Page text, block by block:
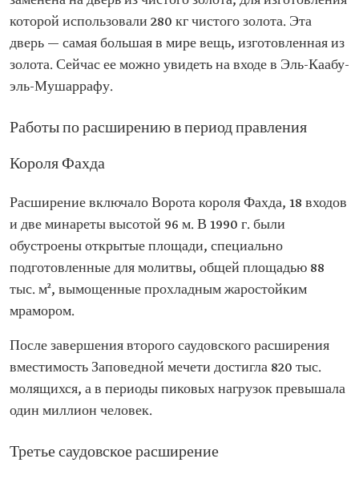
которой использовали 280 кг чистого золота. Эта
дверь — самая большая в мире вещь, изготовленная из
золота. Сейчас ее можно увидеть на входе в Эль-Каабу-
эль-Мушаррафу.
Работы по расширению в период правления
Короля Фахда
Расширение включало Ворота короля Фахда, 18 входов
и две минареты высотой 96 м. В 1990 г. были
обустроены открытые площади, специально
подготовленные для молитвы, общей площадью 88
тыс. м², вымощенные прохладным жаростойким
мрамором.
После завершения второго саудовского расширения
вместимость Заповедной мечети достигла 820 тыс.
молящихся, а в периоды пиковых нагрузок превышала
один миллион человек.
Третье саудовское расширение